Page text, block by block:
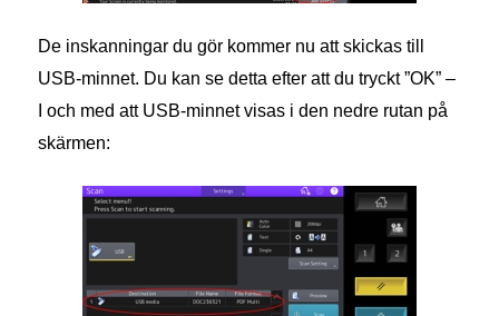
De inskanningar du gör kommer nu att skickas till
USB-minnet. Du kan se detta efter att du tryckt ”OK” –
I och med att USB-minnet visas i den nedre rutan på
skärmen: